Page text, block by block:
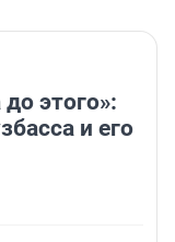
этого»:
и его